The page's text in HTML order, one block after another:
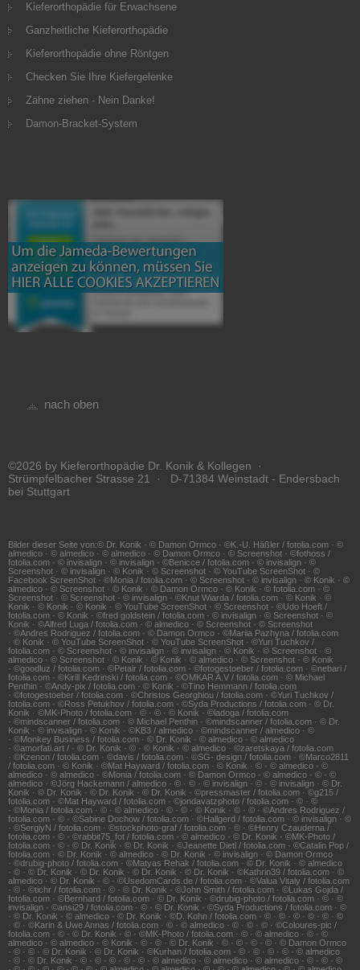
Kieferorthopädie für Erwachsene
Ganzheitliche Kieferorthopädie
Kieferorthopädie ohne Röntgen
Checken Sie Ihre Kiefergelenke
Zähne ziehen - Nein Danke!
Damon-Bracket-System
nach oben
©2026 by Kieferorthopädie Dr. Konik & Kollegen ·
Strümpfelbacher Strasse 21 · D-71384 Weinstadt - Endersbach
bei Stuttgart
Bilder dieser Seite von:© Dr. Konik · © Damon Ormco · ©K.-U. Häßler / fotolia.com · ©
almedico · © almedico · © almedico · © Damon Ormco · © Screenshot · ©fothoss /
fotolia.com · © invisalign · © invisalign · ©Benicce / fotolia.com · © invisalign · ©
Screenshot · © invisalign · © Konik · © Screenshot · © YouTube ScreenShot · ©
Facebook ScreenShot · ©Monia / fotolia.com · © Screenshot · © invisalign · © Konik · ©
almedico · © Screenshot · © Konik · © Damon Ormco · © Konik · © fotolia.com · ©
Screenshot · © Screenshot · © invisalign · ©Knut Wiarda / fotolia.com · © Konik · ©
Konik · © Konik · © Konik · © YouTube ScreenShot · © Screenshot · ©Udo Hoeft /
fotolia.com · © Konik · ©fred goldstein / fotolia.com · © invisalign · © Screenshot · ©
Konik · ©Alfred Luga / fotolia.com · © almedico · © Screenshot · © Screenshot
· ©Andres Rodriguez / fotolia.com · © Damon Ormco · ©Mariia Pazhyna / fotolia.com
· © Konik · © YouTube ScreenShot · © YouTube ScreenShot · ©Yuri Tuchkov /
fotolia.com · © Screenshot · © invisalign · © invisalign · © Konik · © Screenshot · ©
almedico · © Screenshot · © Konik · © Konik · © almedico · © Screenshot · © Konik
· ©goodluz / fotolia.com · ©Petair / fotolia.com · ©fotogestoeber / fotolia.com · ©nebari /
fotolia.com · ©Kirill Kedrinski / fotolia.com · ©OMKAR A.V / fotolia.com · © Michael
Penthin · ©Andy-pix / fotolia.com · © Konik · ©Tino Hemmann / fotolia.com
· ©fotogestoeber / fotolia.com · ©Christos Georghiou / fotolia.com · ©Yuri Tuchkov /
fotolia.com · ©Ross Petukhov / fotolia.com · ©Syda Productions / fotolia.com · © Dr.
Konik · ©MK-Photo / fotolia.com · © · © · © Konik · ©ladoga / fotolia.com
· ©mindscanner / fotolia.com · © Michael Penthin · ©mindscanner / fotolia.com · © Dr.
Konik · © invisalign · © Konik · ©KB3 / almedico · ©mindscanner / almedico · ©
· ©Monkey Business / fotolia.com · © Dr. Konik · © almedico · © almedico
· ©amorfati.art / · © Dr. Konik · © · © Konik · © almedico · ©zaretskaya / fotolia.com
· ©Kzenon / fotolia.com · ©davis / fotolia.com · ©SG- design / fotolia.com · ©Marco2811
/ fotolia.com · © Konik · ©Mat Hayward / fotolia.com · © Konik · © · © almedico · ©
almedico · © almedico · ©Monia / fotolia.com · © Damon Ormco · © almedico · © · ©
almedico · ©Jörg Hackemann / almedico · © · © · © invisalign · © · © invisalign · © Dr.
Konik · © Dr. Konik · © Dr. Konik · © Dr. Konik · ©pressmaster / fotolia.com · ©g215 /
fotolia.com · ©Mat Hayward / fotolia.com · ©jondavatzphoto / fotolia.com · © · ©
· ©Monia / fotolia.com · © · © almedico · © · © · © Konik · © · © · ©Andres Rodriguez /
fotolia.com · © · ©Sabine Dochow / fotolia.com · ©Hallgerd / fotolia.com · © invisalign · ©
· ©SergiyN / fotolia.com · ©stockphoto-graf / fotolia.com · © · ©Henry Czauderna /
fotolia.com · © · ©rabbit75_fot / fotolia.com · © almedico · © Dr. Konik · ©MK-Photo /
fotolia.com · © · © Dr. Konik · © Dr. Konik · ©Jeanette Dietl / fotolia.com · ©Catalin Pop /
fotolia.com · © Dr. Konik · © almedico · © Dr. Konik · © invisalign · © Damon Ormco
· ©drubig-photo / fotolia.com · ©Matyas Rehak / fotolia.com · © Dr. Konik · © almedico
· © · © Dr. Konik · © Dr. Konik · © Dr. Konik · © Dr. Konik · ©Kathrin39 / fotolia.com · ©
almedico · © Dr. Konik · © · ©UsedomCards.de / fotolia.com · ©Valua Vitaly / fotolia.com
· © · ©tichr / fotolia.com · © · © Dr. Konik · ©John Smith / fotolia.com · ©Lukas Gojda /
fotolia.com · ©Bernhard / fotolia.com · © Dr. Konik · ©drubig-photo / fotolia.com · © · ©
invisalign · ©ansi29 / fotolia.com · © · © Dr. Konik · ©Syda Productions / fotolia.com · ©
· © Dr. Konik · © almedico · © Dr. Konik · ©D. Kohn / fotolia.com · © · © · © · © · © · ©
· © · ©Karin & Uwe Annas / fotolia.com · © · © almedico · © · © · © · ©Coloures-pic /
fotolia.com · © · © Dr. Konik · © · ©MK-Photo / fotolia.com · © · © almedico · © · ©
almedico · © almedico · © Konik · © · © · © Dr. Konik · © · © · © · © · © Damon Ormco
· © · © · © Dr. Konik · © Dr. Konik · ©Kurhan / fotolia.com · © · © · © · © · © almedico
· © · © Dr. Konik · © · © · © · © · © · © almedico · © almedico · © almedico · © · © · ©